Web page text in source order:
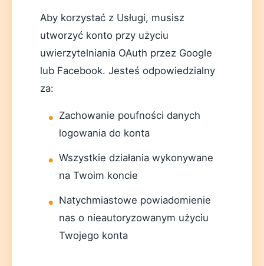
Aby korzystać z Usługi, musisz
utworzyć konto przy użyciu
uwierzytelniania OAuth przez Google
lub Facebook. Jesteś odpowiedzialny
za:
Zachowanie poufności danych
logowania do konta
Wszystkie działania wykonywane
na Twoim koncie
Natychmiastowe powiadomienie
nas o nieautoryzowanym użyciu
Twojego konta